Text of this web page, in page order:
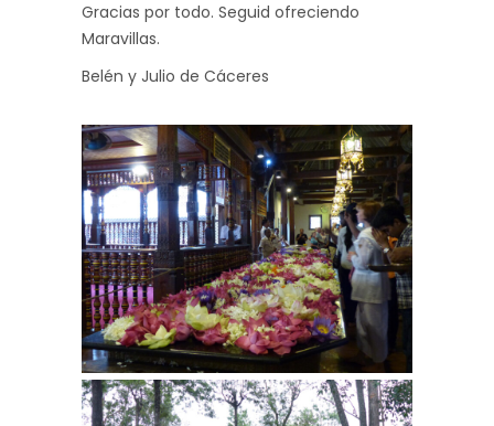
Gracias por todo. Seguid ofreciendo
Maravillas.
Belén y Julio de Cáceres